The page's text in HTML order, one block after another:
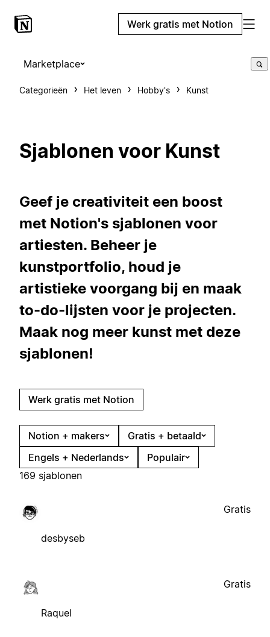
Werk gratis met Notion
Marketplace
Categorieën Het leven Hobby's Kunst
Sjablonen voor Kunst
Geef je creativiteit een boost
met Notion's sjablonen voor
artiesten. Beheer je
kunstportfolio, houd je
artistieke voorgang bij en maak
to-do-lijsten voor je projecten.
Maak nog meer kunst met deze
sjablonen!
Werk gratis met Notion
Notion + makers
Gratis + betaald
Engels + Nederlands
Populair
169 sjablonen
desbyseb
Gratis
Raquel
Gratis